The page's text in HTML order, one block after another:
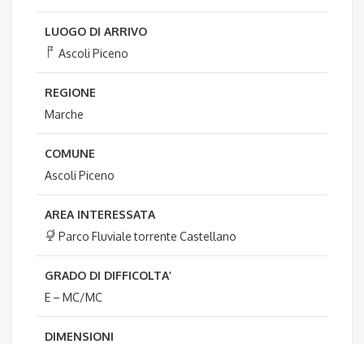
LUOGO DI ARRIVO
Ascoli Piceno
REGIONE
Marche
COMUNE
Ascoli Piceno
AREA INTERESSATA
Parco Fluviale torrente Castellano
GRADO DI DIFFICOLTA’
E – MC/MC
DIMENSIONI